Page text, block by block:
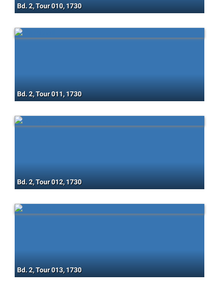
Bd. 2, Tour 010, 1730
Bd. 2, Tour 011, 1730
Bd. 2, Tour 012, 1730
Bd. 2, Tour 013, 1730